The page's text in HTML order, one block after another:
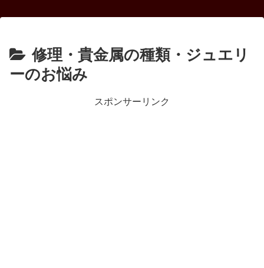
修理・貴金属の種類・ジュエリ
ーのお悩み
スポンサーリンク